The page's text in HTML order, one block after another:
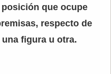
que ocupe
respecto de
figura u otra.